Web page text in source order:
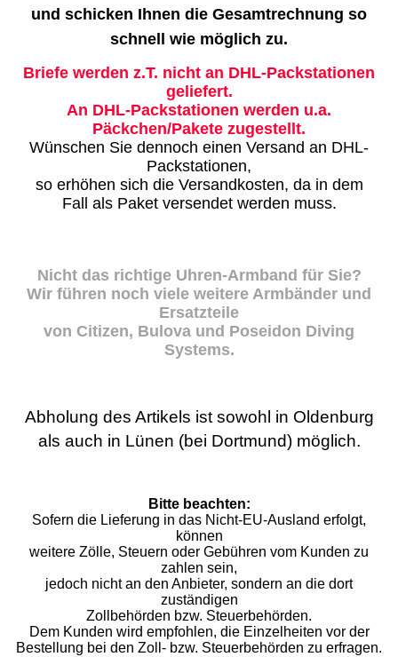
und schicken Ihnen die Gesamtrechnung so
schnell wie möglich zu.
Briefe werden z.T. nicht an DHL-Packstationen
geliefert.
An DHL-Packstationen werden u.a.
Päckchen/Pakete zugestellt.
Wünschen Sie dennoch einen Versand an DHL-
Packstationen,
so erhöhen sich die Versandkosten, da in dem
Fall als Paket versendet werden muss.
Nicht das richtige Uhren-Armband für Sie?
Wir führen noch viele weitere Armbänder und
Ersatzteile
von Citizen, Bulova und Poseidon Diving
Systems.
Abholung des Artikels ist sowohl in Oldenburg
als auch in Lünen (bei Dortmund) möglich.
Bitte beachten:
Sofern die Lieferung in das Nicht-EU-Ausland erfolgt,
können
weitere Zölle, Steuern oder Gebühren vom Kunden zu
zahlen sein,
jedoch nicht an den Anbieter, sondern an die dort
zuständigen
Zollbehörden bzw. Steuerbehörden.
Dem Kunden wird empfohlen, die Einzelheiten vor der
Bestellung bei den Zoll- bzw. Steuerbehörden zu erfragen.